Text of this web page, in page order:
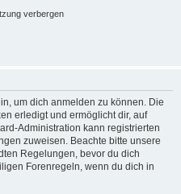
verbergen
um dich anmelden zu können. Die
erledigt und ermöglicht dir, auf
Administration kann registrierten
zuweisen. Beachte bitte unsere
Regelungen, bevor du dich
Forenregeln, wenn du dich in